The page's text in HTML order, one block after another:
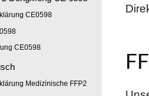
CE0598
CE0598
Medizinische FFP2